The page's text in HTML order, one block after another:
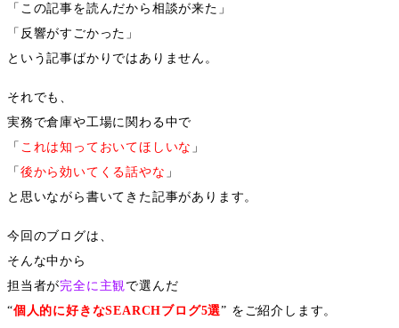
「この記事を読んだから相談が来た」
「反響がすごかった」
という記事ばかりではありません。
それでも、
実務で倉庫や工場に関わる中で
「 これは知っておいてほしいな 」
「 後から効いてくる話やな 」
と思いながら書いてきた記事があります。
今回のブログは、
そんな中から
担当者が完全に主観 で選んだ
“個人的に好きなSEARCHブログ5選” をご紹介します。